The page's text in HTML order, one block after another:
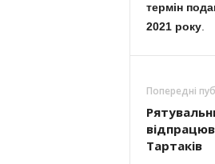
термін
2021 року.
Попередні
Тартаків